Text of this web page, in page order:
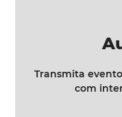
Transmita
com